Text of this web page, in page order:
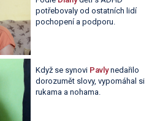
potřebovaly od ostatních lidí
pochopení a podporu.
Když se synovi Pavlynedařilo
dorozumět slovy, vypomáhal si
rukama a nohama.